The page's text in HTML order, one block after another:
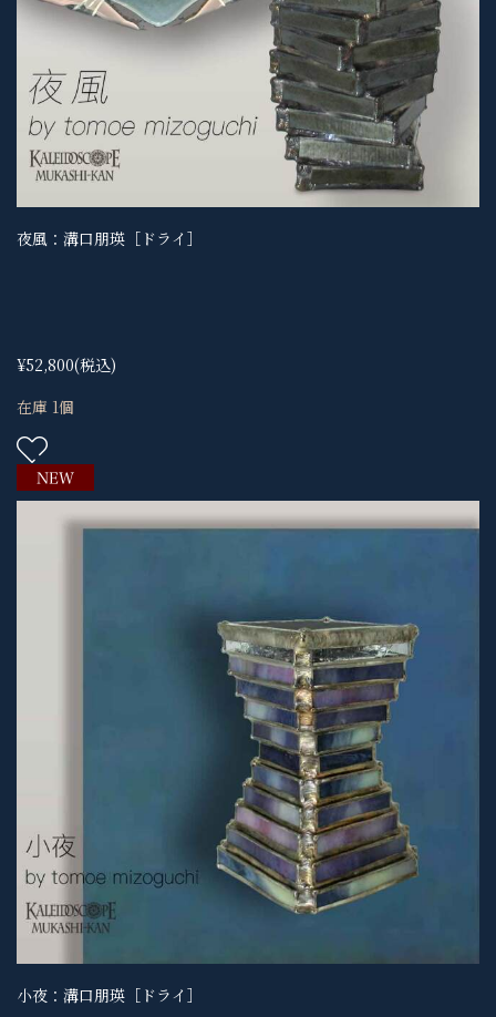
夜風：溝口朋瑛［ドライ］
¥52,800(税込)
在庫 1個
小夜：溝口朋瑛［ドライ］